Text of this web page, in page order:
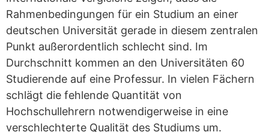
Rahmenbedingungen für ein Studium an einer
deutschen Universität gerade in diesem zentralen
Punkt außerordentlich schlecht sind. Im
Durchschnitt kommen an den Universitäten 60
Studierende auf eine Professur. In vielen Fächern
schlägt die fehlende Quantität von
Hochschullehrern notwendigerweise in eine
verschlechterte Qualität des Studiums um.